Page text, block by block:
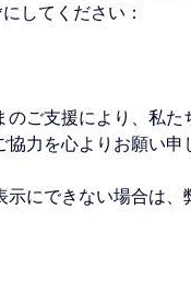
してください：
ご支援により、私
力を心よりお願い申
にできない場合は